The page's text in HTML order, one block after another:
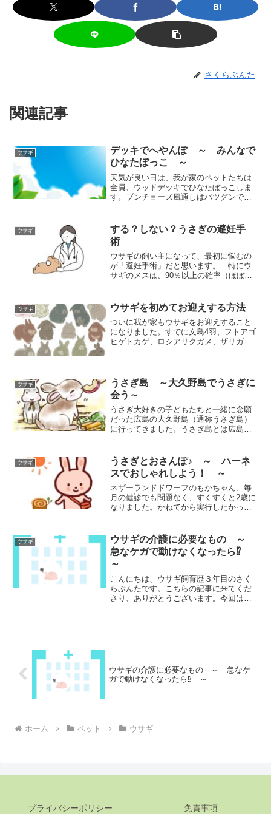
さくらぶんた
関連記事
ウサギ
デッキでへやんぽ ～ みんなで
ひなたぼっこ ～
天気が良い日は、我が家のペットたちは
全員、ウッドデッキでひなたぼっこしま
す。ブンチョーズ風通しはバツグンです
かにつかまっていると安心するのでしょ
うか。ロックスは、デッ...
ウサギ
する？しない？うさぎの避妊手
術
ウサギの飼い主になって、最初に悩むの
が「避妊手術」だと思います。 特にウ
サギのメスは、90％以上の確率（ほぼ
ウサギも見てみたいという思いから、そ
の可能性を残して...
ウサギ ウサギを初めてお迎えする方法
ついに我が家もウサギをお迎えすること
になりました。すでに文鳥4羽、フトアゴ
ヒゲトカゲ、ロシアリクガメ、ザリガ
家でウサギを飼うのに時間が...
ウサギ
うさぎ島 ～大久野島でうさぎに
会う～
うさぎ大好きの子どもたちと一緒に念願
だった広島の大久野島（通称うさぎ島）
に行ってきました。うさぎ島とは広島県
す。このうさぎに会いに海外からも観光
客がくるそうです。うさ...
ウサギ
うさぎとおさんぽ♪ ～ ハーネ
スでおしゃれしよう！ ～
ネザーランドドワーフのもかちゃん、毎
月の健診でも問題なく、すくすくと2歳に
なりました。かねてから実行したかっ
とをまとめてみました。実際のうさんぽ
の動画もありますので、...
ウサギ
ウサギの介護に必要なもの ～
急なケガで動けなくなったら⁉️
～
こんにちは、ウサギ飼育歴３年目のさく
らぶんたです。こちらの記事に来てくだ
さり、ありがとうございます。今回は、
ウサギの介護に必要なもの ～ 急なケ
ガで動けなくなったら⁉️ ～
ホーム ペット ウサギ
プライバシーポリシー 免責事項